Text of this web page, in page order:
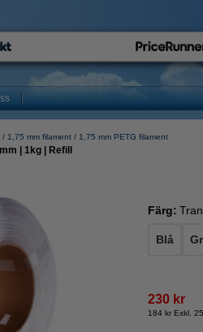
1,75 mm filament 1,75 mm PETG filament
| 1kg | Refill
Färg:
Blå
230 kr
184 kr Exkl.